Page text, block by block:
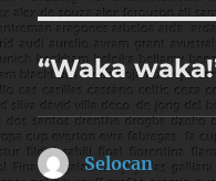
“Waka
Selocandedi